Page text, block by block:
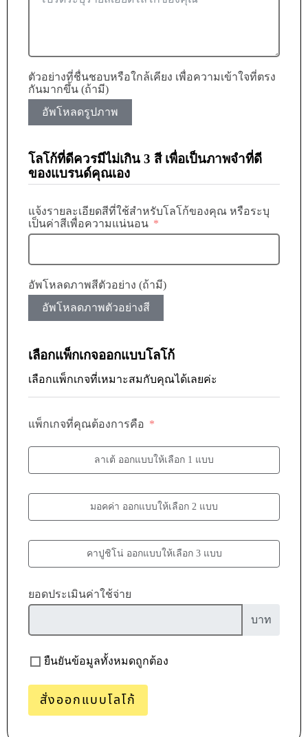
ตัวอย่างที่ชื่นชอบหรือใกล้เคียง เพื่อความเข้าใจที่ตรง
กันมากขึ้น (ถ้ามี)
อัพโหลดรูปภาพ
โลโก้ที่ดีควรมีไม่เกิน 3 สี เพื่อเป็นภาพจำที่ดี
ของแบรนด์คุณเอง
แจ้งรายละเอียดสีที่ใช้สำหรับโลโก้ของคุณ หรือระบุ
เป็นค่าสีเพื่อความแน่นอน
อัพโหลดภาพสีตัวอย่าง (ถ้ามี)
อัพโหลดภาพตัวอย่างสี
เลือกแพ็กเกจออกแบบโลโก้
เลือกแพ็กเกจที่เหมาะสมกับคุณได้เลยค่ะ
แพ็กเกจที่คุณต้องการคือ
ลาเต้ ออกแบบให้เลือก 1 แบบ
มอคค่า ออกแบบให้เลือก 2 แบบ
คาปูชิโน่ ออกแบบให้เลือก 3 แบบ
ยอดประเมินค่าใช้จ่าย
บาท
ยืนยันข้อมูลทั้งหมดถูกต้อง
สั่งออกแบบโลโก้